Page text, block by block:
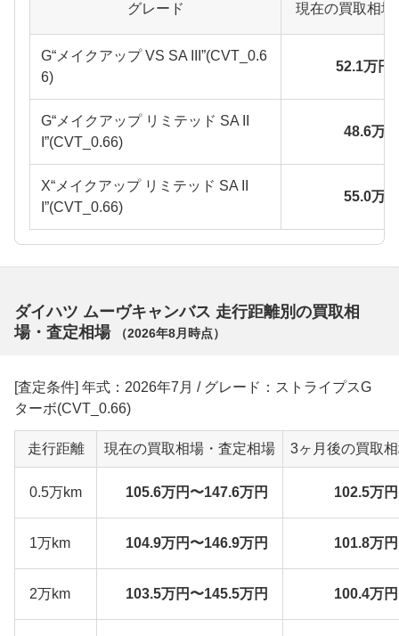
グレード 現在の買取相
G“メイクアップ VS SA III”(CVT_0.6
6)
52.1万円
G“メイクアップ リミテッド SA II
I”(CVT_0.66)
48.6万
X“メイクアップ リミテッド SA II
I”(CVT_0.66)
55.0万
ダイハツ ムーヴキャンバス 走行距離別の買取相
場・査定相場
（2026年8月 時点）
[査定条件] 年式：2026年7月 / グレード：ストライプスG
ターボ(CVT_0.66)
走行距離 現在の買取相場・査定相場 3ヶ月後の買取
0.5万km 105.6万円〜147.6万円 102.5万
1万km 104.9万円〜146.9万円 101.8万
2万km 103.5万円〜145.5万円 100.4万